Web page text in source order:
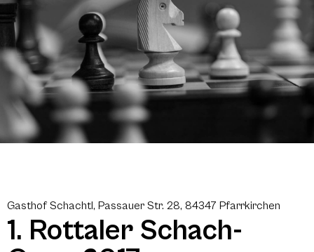
Gasthof Schachtl, Passauer Str. 28, 84347 Pfarrkirchen
1. Rottaler Schach-